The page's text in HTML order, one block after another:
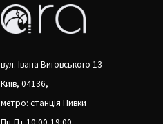
вул. Івана Виговського 13
Київ, 04136,
метро: станція Нивки